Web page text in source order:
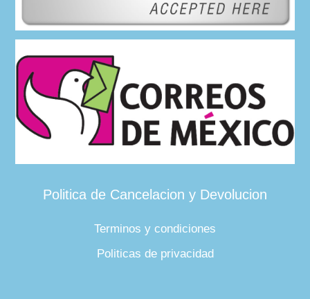
Politica de Cancelacion y Devolucion
Terminos y condiciones
Politicas de privacidad